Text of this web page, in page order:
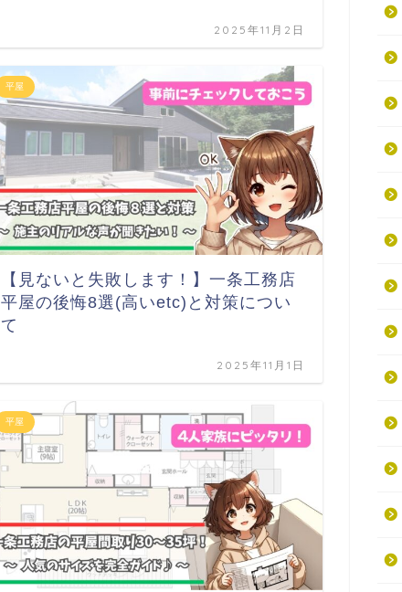
2025年11月2日
平屋
【見ないと失敗します！】一条工務店
平屋の後悔8選(高いetc)と対策につい
て
2025年11月1日
平屋